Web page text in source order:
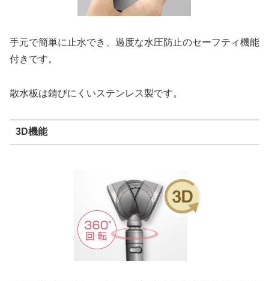
手元で簡単に止水でき、過度な水圧防止のセーフティ機能
付きです。
散水板は錆びにくいステンレス製です。
3D機能